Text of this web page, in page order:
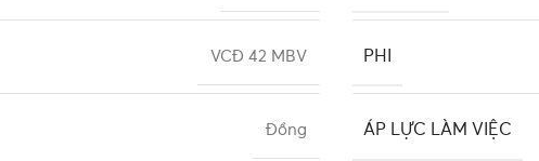
VCĐ 42 MBV PHI
Đồng ÁP LỰC LÀM VIỆC